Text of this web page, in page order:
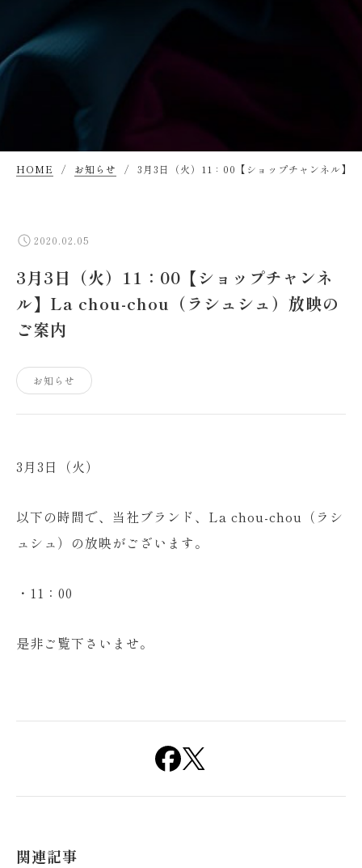
HOME お知らせ 3月3日（火）11：00【ショップチャンネル
2020.02.05
3月3日（火）11：00【ショップチャンネ
ル】La chou-chou（ラシュシュ）放映の
ご案内
お知らせ
3月3日（火）
以下の時間で、当社ブランド、La chou-chou（ラシ
ュシュ）の放映がございます。
・11：00
是非ご覧下さいませ。
関連記事